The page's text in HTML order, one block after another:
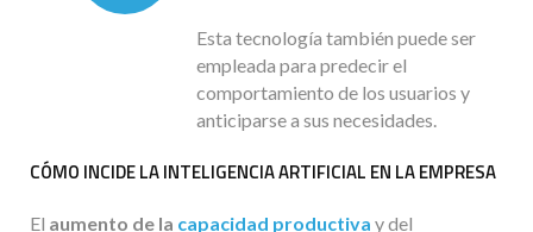
Esta tecnología también puede ser
empleada para predecir el
comportamiento de los usuarios y
anticiparse a sus necesidades.
CÓMO INCIDE LA INTELIGENCIA ARTIFICIAL EN LA EMPRESA
El aumento de la capacidad productiva y del